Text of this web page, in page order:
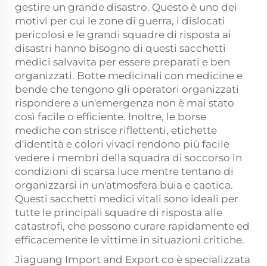
gestire un grande disastro. Questo è uno dei
motivi per cui le zone di guerra, i dislocati
pericolosi e le grandi squadre di risposta ai
disastri hanno bisogno di questi sacchetti
medici salvavita per essere preparati e ben
organizzati. Botte medicinali con medicine e
bende che tengono gli operatori organizzati
rispondere a un'emergenza non è mai stato
così facile o efficiente. Inoltre, le borse
mediche con strisce riflettenti, etichette
d'identità e colori vivaci rendono più facile
vedere i membri della squadra di soccorso in
condizioni di scarsa luce mentre tentano di
organizzarsi in un'atmosfera buia e caotica.
Questi sacchetti medici vitali sono ideali per
tutte le principali squadre di risposta alle
catastrofi, che possono curare rapidamente ed
efficacemente le vittime in situazioni critiche.
Jiaguang Import and Export co è specializzata